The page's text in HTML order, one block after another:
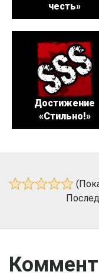
честь»
Достижение
«Стильно!»